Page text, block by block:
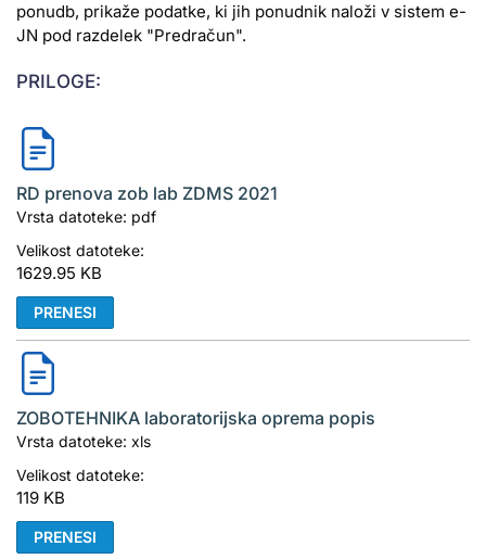
ponudb, prikaže podatke, ki jih ponudnik naloži v sistem e-
JN pod razdelek "Predračun".
PRILOGE:
RD prenova zob lab ZDMS 2021
Vrsta datoteke: pdf
Velikost datoteke:
1629.95 KB
PRENESI
ZOBOTEHNIKA laboratorijska oprema popis
Vrsta datoteke: xls
Velikost datoteke:
119 KB
PRENESI